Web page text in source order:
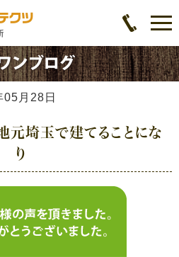
05月28日
元埼玉で建てることにな
り